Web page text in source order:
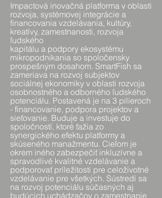
Impactová inovačná platforma v oblasti
rozvoja, systémovej integrácie a
financovania vzdelávania, kultúry,
kreatívy, zamestnanosti, rozvoja
ľudského
kapitálu a podpory ekosystému
mikropodnikania so spoločensky
prospešným dosahom. SmartFish sa
zameriava na rozvoj subjektov
sociálnej ekonomiky v oblasti rozvoja
osobnostného a odborného ľudského
potenciálu. Postavená je na 3 pilieroch
- financovanie, podpora projektov a
sieťovanie. Buduje a investuje do
spoločností, ktoré ťažia zo
synergického efektu platformy a
skúseného manažmentu. Cieľom je
okrem iného zabezpečiť inkluzívne a
spravodlivé kvalitné vzdelávanie a
podporovať príležitosti pre celoživotné
vzdelávanie pre všetkých. Sústredí sa
na rozvoj potenciálu súčasných aj
budúcich uchádzačov o zamestnanie